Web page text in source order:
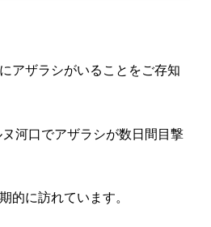
アザラシがいることをご存知
河口でアザラシが数日間目撃
的に訪れています。